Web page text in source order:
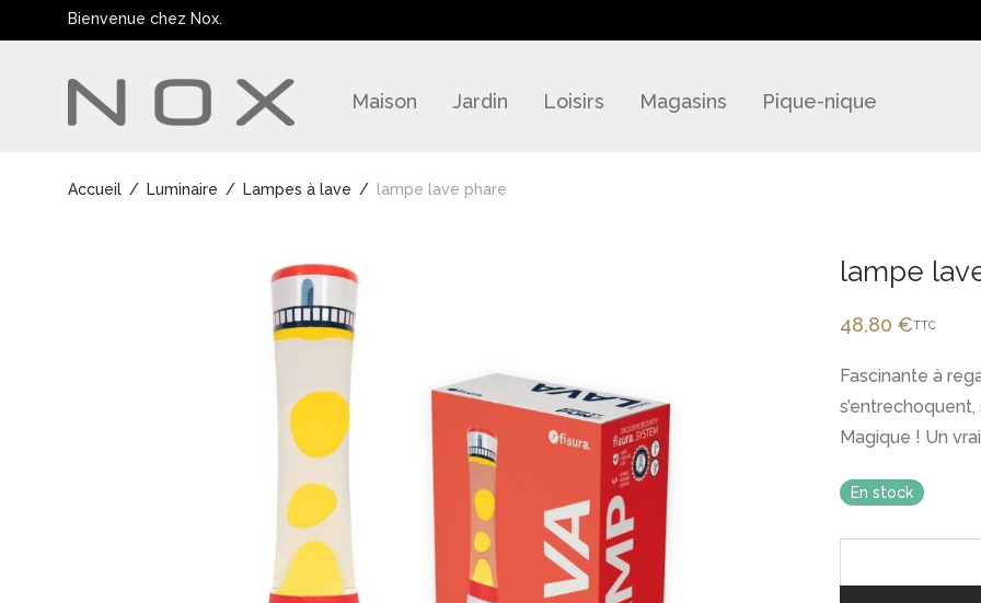
Bienvenue chez Nox.
Maison Jardin Loisirs Magasins Pique-nique
Accueil / Luminaire / Lampes à lave / lampe lave phare
lampe
48,80 €TTC
Fascinante à
Magique ! Un
En stock